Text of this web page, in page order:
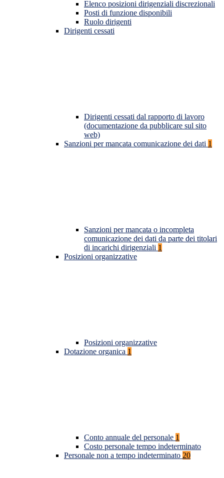
Elenco posizioni dirigenziali discrezionali
Posti di funzione disponibili
Ruolo dirigenti
Dirigenti cessati
Dirigenti cessati dal rapporto di lavoro
(documentazione da pubblicare sul sito
web)
Sanzioni per mancata comunicazione dei dati 1
Sanzioni per mancata o incompleta
comunicazione dei dati da parte dei titolari
di incarichi dirigenziali 1
Posizioni organizzative
Posizioni organizzative
Dotazione organica 1
Conto annuale del personale 1
Costo personale tempo indeterminato
Personale non a tempo indeterminato 20